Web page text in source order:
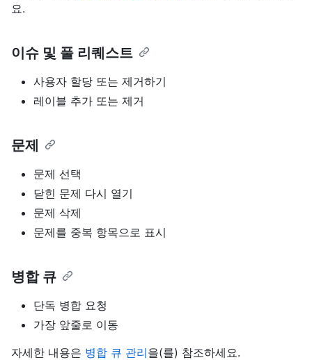
요.
이슈 및 풀 리퀘스트
사용자 할당 또는 제거하기
레이블 추가 또는 제거
문제
문제 선택
닫힌 문제 다시 열기
문제 삭제
문제를 중복 항목으로 표시
병합 큐
단독 병합 요청
가장 앞줄로 이동
자세한 내용은 병합 큐 관리을(를) 참조하세요.